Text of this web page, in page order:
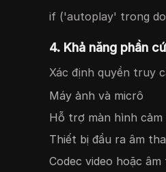
if ('autoplay' trong
4. Khả năng phần
Xác định quyền truy
Máy ảnh và micrô
Hỗ trợ màn hình cảm
Thiết bị đầu ra âm
Codec video hoặc